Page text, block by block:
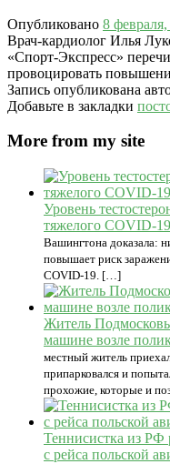
Опубликовано 8
Врач-кардиолог Илья
«Спорт-Экспресс»
провоцировать
Запись опубликована
Добавьте в закладки
More from my site
Уровень
тяжелого COVID-19
Вашингтона доказала:
повышает риск
COVID-19. […]
Житель
машине возле
местный житель
припарковался и
прохожие, которые и
Теннисистка из РФ
с рейса польской